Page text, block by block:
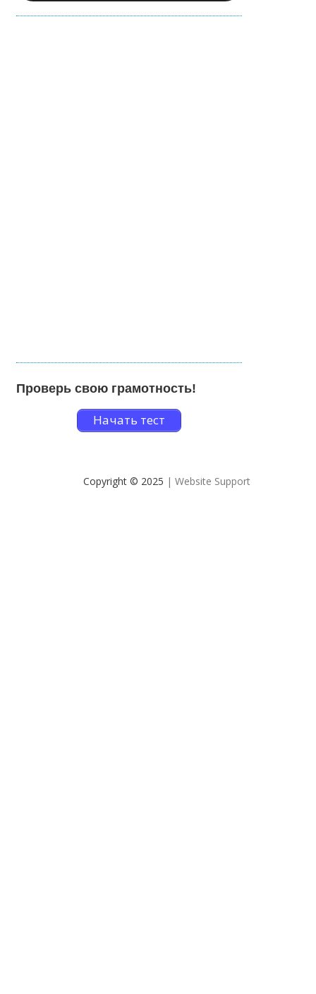
Проверь свою грамотность!
Начать тест
Copyright © 2025 | Website Support